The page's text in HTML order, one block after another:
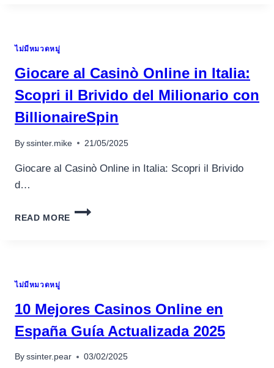
CI
PLATĂ
ไม่มีหมวดหมู่
Giocare al Casinò Online in Italia:
Scopri il Brivido del Milionario con
BillionaireSpin
By ssinter.mike 21/05/2025
Giocare al Casinò Online in Italia: Scopri il Brivido
d…
READ MORE
GIOCARE
BRIVIDO
DEL
MILIONARIO
ไม่มีหมวดหมู่
10 Mejores Casinos Online en
España Guía Actualizada 2025
By ssinter.pear 03/02/2025